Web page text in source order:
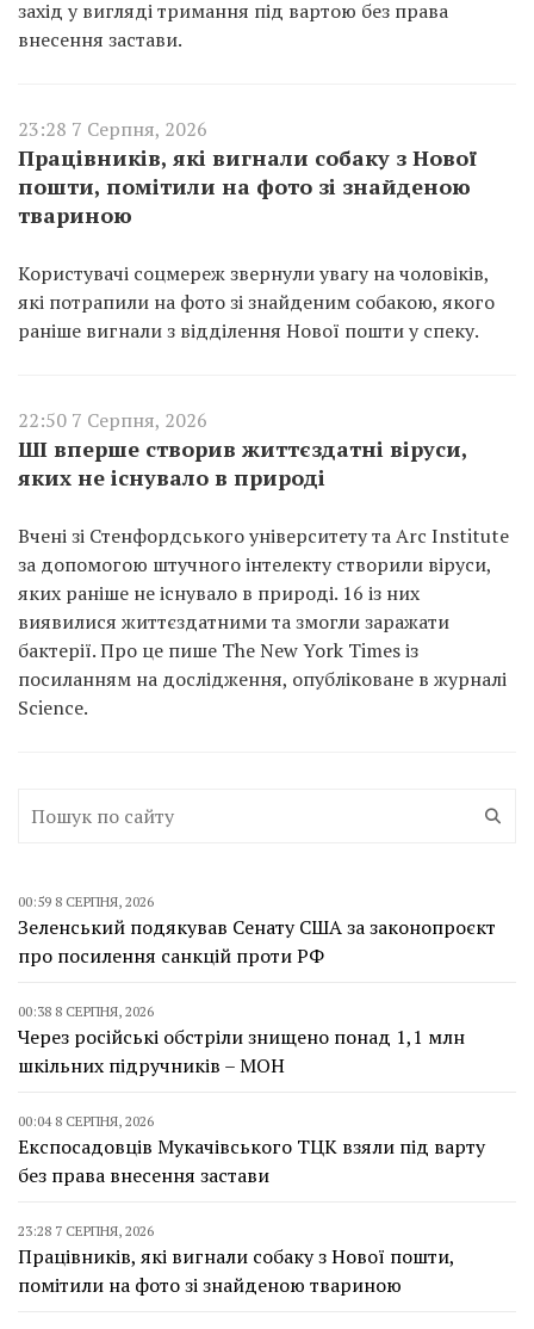
захід у вигляді тримання під вартою без права
внесення застави.
23:28 7 Серпня, 2026
Працівників, які вигнали собаку з Нової
пошти, помітили на фото зі знайденою
твариною
Користувачі соцмереж звернули увагу на чоловіків,
які потрапили на фото зі знайденим собакою, якого
раніше вигнали з відділення Нової пошти у спеку.
22:50 7 Серпня, 2026
ШІ вперше створив життєздатні віруси,
яких не існувало в природі
Вчені зі Стенфордського університету та Arc Institute
за допомогою штучного інтелекту створили віруси,
яких раніше не існувало в природі. 16 із них
виявилися життєздатними та змогли заражати
бактерії. Про це пише The New York Times із
посиланням на дослідження, опубліковане в журналі
Science.
00:59 8 СЕРПНЯ, 2026
Зеленський подякував Сенату США за законопроєкт
про посилення санкцій проти РФ
00:38 8 СЕРПНЯ, 2026
Через російські обстріли знищено понад 1,1 млн
шкільних підручників – МОН
00:04 8 СЕРПНЯ, 2026
Експосадовців Мукачівського ТЦК взяли під варту
без права внесення застави
23:28 7 СЕРПНЯ, 2026
Працівників, які вигнали собаку з Нової пошти,
помітили на фото зі знайденою твариною